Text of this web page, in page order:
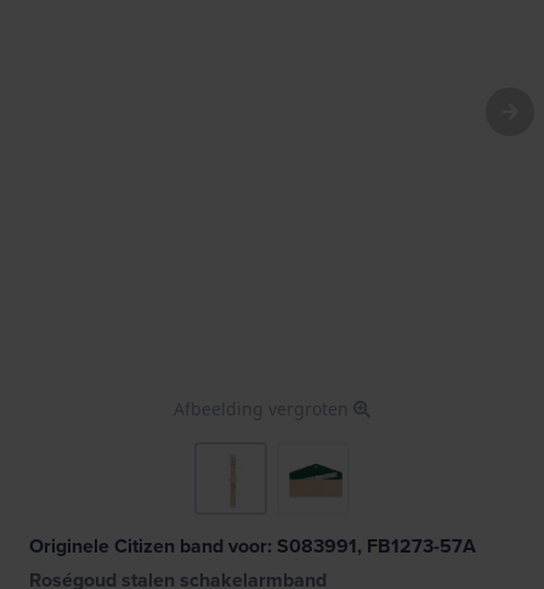
Afbeelding vergroten
Originele Citizen band voor: S083991, FB1273-57A
Roségoud stalen schakelarmband